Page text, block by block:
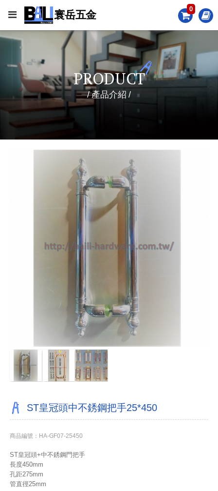
0
PRODUCT
產品介紹
ST皇冠頭中不銹鋼把手25*450
商品編號：HA-GF07-25450
ST皇冠頭+中不銹鋼門把手
長度450mm
孔距275mm
管直徑25mm